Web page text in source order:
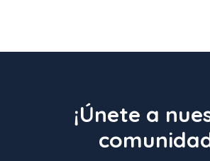
¡Únete a